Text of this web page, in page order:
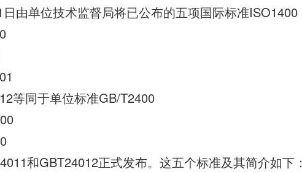
日由单位技术监督局将已公布的五项国际标准ISO1400
等同于单位标准GB/T2400
和GBT24012正式发布。这五个标准及其简介如下：